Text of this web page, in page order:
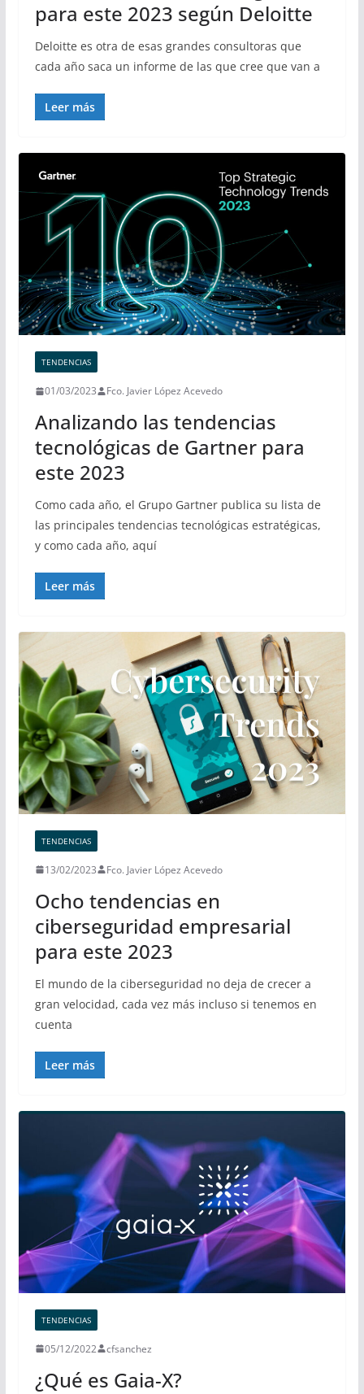
para este 2023 según Deloitte
Deloitte es otra de esas grandes consultoras que
cada año saca un informe de las que cree que van a
Leer más
TENDENCIAS
01/03/2023 Fco. Javier López Acevedo
Analizando las tendencias
tecnológicas de Gartner para
este 2023
Como cada año, el Grupo Gartner publica su lista de
las principales tendencias tecnológicas estratégicas,
y como cada año, aquí
Leer más
TENDENCIAS
13/02/2023 Fco. Javier López Acevedo
Ocho tendencias en
ciberseguridad empresarial
para este 2023
El mundo de la ciberseguridad no deja de crecer a
gran velocidad, cada vez más incluso si tenemos en
cuenta
Leer más
TENDENCIAS
05/12/2022 cfsanchez
¿Qué es Gaia-X?